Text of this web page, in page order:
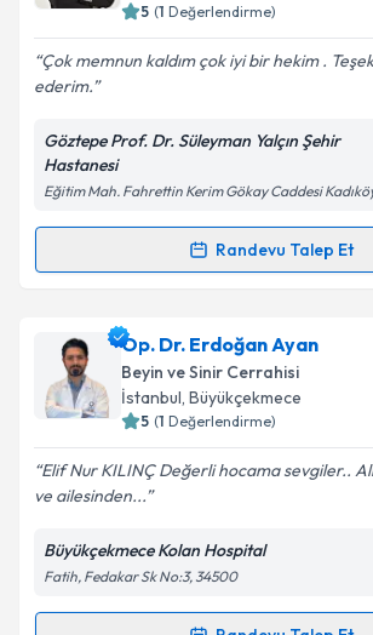
Kişisel verilerimin işlenmesine
Metni
kapsamda işlenmesini kabul
Takvim Talebini
5 (1 Değerlendirme)
Çok memnun kaldım çok iyi bir hekim .
ederim.
Göztepe Prof. Dr. Süleyman Yalçın Şehir
Hastanesi
Eğitim Mah. Fahrettin Kerim Gökay Caddesi
Randevu Talep Et
Randevu Takvimi Talebi
Op. Dr. Tamer Tekiniçin randevu
oluşturun. Size bu uzmandan randevu
takvim hazırlandığında e-posta ile
Kişisel verilerimin işlenmesine
Metni'ni okudum ve kişisel
kapsamda işlenmesini kabul
Op. Dr. Erdoğan Ayan
Beyin ve Sinir Cerrahisi
İstanbul, Büyükçekmece
5 (1 Değerlendirme)
Elif Nur KILINÇ Değerli hocama sevgiler..
ve ailesinden...
Büyükçekmece Kolan Hospital
Fatih, Fedakar Sk No:3, 34500